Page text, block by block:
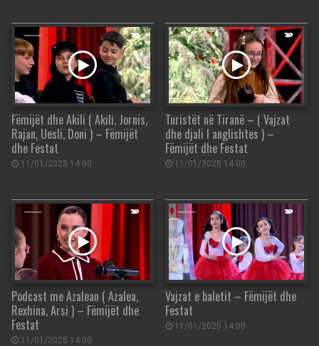
Fëmijët dhe Akili ( Akili, Jornis,
Rajan, Uesli, Doni ) – Fëmijët
dhe Festat
11/01/2025 14:00
Turistët në Tiranë – ( Vajzat
dhe djali I anglishtes ) –
Fëmijët dhe Festat
11/01/2025 14:00
Podcast me Azalean ( Azalea,
Rexhina, Arsi ) – Fëmijët dhe
Festat
11/01/2025 14:00
Vajzat e baletit – Fëmijët dhe
Festat
11/01/2025 14:00